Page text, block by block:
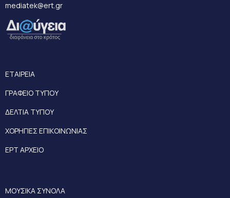
mediatek@ert.gr
ΕΤΑΙΡΕΙΑ
ΓΡΑΦΕΙΟ ΤΥΠΟΥ
ΔΕΛΤΙΑ ΤΥΠΟΥ
ΧΟΡΗΓΙΕΣ ΕΠΙΚΟΙΝΩΝΙΑΣ
ΕΡΤ ΑΡΧΕΙΟ
ΜΟΥΣΙΚΑ ΣΥΝΟΛΑ